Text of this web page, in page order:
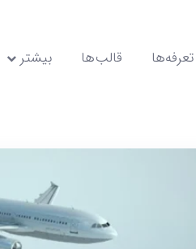
تعرفه‌ها قالب‌ها بیشتر